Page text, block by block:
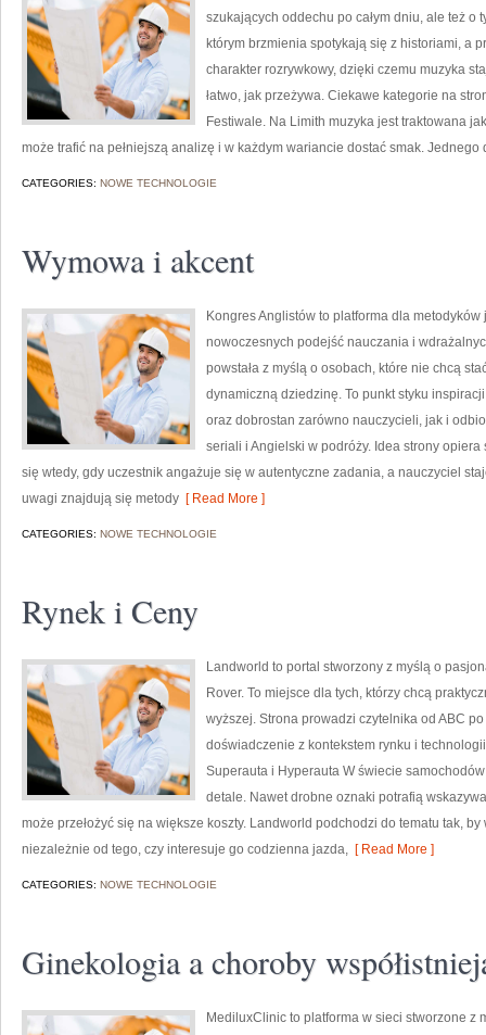
szukających oddechu po całym dniu, ale też o
którym brzmienia spotykają się z historiami, a
charakter rozrywkowy, dzięki czemu muzyka
łatwo, jak przeżywa. Ciekawe kategorie na
Festiwale. Na Limith muzyka jest traktowana
może trafić na pełniejszą analizę i w każdym wariancie dostać smak. Jednego
CATEGORIES: NOWE TECHNOLOGIE
Wymowa i akcent
Kongres Anglistów to platforma dla
nowoczesnych podejść nauczania i
powstała z myślą o osobach, które nie chcą
dynamiczną dziedzinę. To punkt styku
oraz dobrostan zarówno nauczycieli, jak i
seriali i Angielski w podróży. Idea strony
się wtedy, gdy uczestnik angażuje się w autentyczne zadania, a nauczyciel
uwagi znajdują się metody [ Read More ]
CATEGORIES: NOWE TECHNOLOGIE
Rynek i Ceny
Landworld to portal stworzony z myślą o
Rover. To miejsce dla tych, którzy chcą
wyższej. Strona prowadzi czytelnika od ABC
doświadczenie z kontekstem rynku i
Superauta i Hyperauta W świecie
detale. Nawet drobne oznaki potrafią
może przełożyć się na większe koszty. Landworld podchodzi do tematu tak,
niezależnie od tego, czy interesuje go codzienna jazda, [ Read More ]
CATEGORIES: NOWE TECHNOLOGIE
Ginekologia a choroby
MediluxClinic to platforma w sieci stworzone z